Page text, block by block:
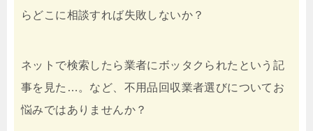
らどこに相談すれば失敗しないか？
ネットで検索したら業者にボッタクられたという記
事を見た…。など、不用品回収業者選びについてお
悩みではありませんか？